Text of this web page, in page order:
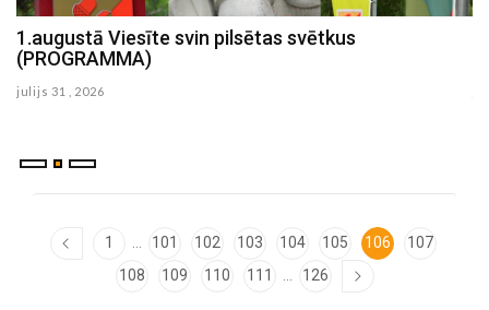
1.augustā Viesīte svin pilsētas svētkus
(PROGRAMMA)
julijs 31 , 2026
1 101 102 103 104 105 106
107
108
109 110 111 126